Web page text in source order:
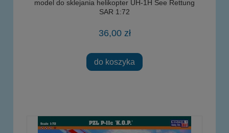
model do sklejania helikopter UH-1H See Rettung
SAR 1:72
36,00 zł
do koszyka